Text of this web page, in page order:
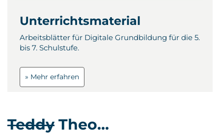
Unterrichtsmaterial
Arbeitsblätter für Digitale Grundbildung für die 5.
bis 7. Schulstufe.
» Mehr erfahren
Teddy Theo…